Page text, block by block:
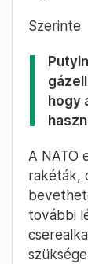
Szerinte
hogy
A NATO
rakéták,
további